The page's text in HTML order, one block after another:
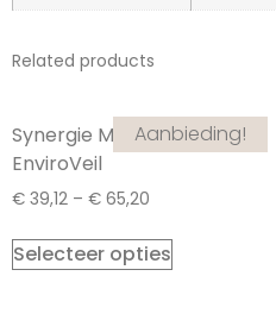
Related products
Aanbieding!
Synergie Minerals
EnviroVeil
€ 39,12 – € 65,20
Selecteer opties